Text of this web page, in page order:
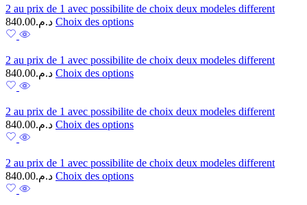
2 au prix de 1 avec possibilite de choix deux modeles different
د.م.840.00 Choix des options
2 au prix de 1 avec possibilite de choix deux modeles different
د.م.840.00 Choix des options
2 au prix de 1 avec possibilite de choix deux modeles different
د.م.840.00 Choix des options
2 au prix de 1 avec possibilite de choix deux modeles different
د.م.840.00 Choix des options